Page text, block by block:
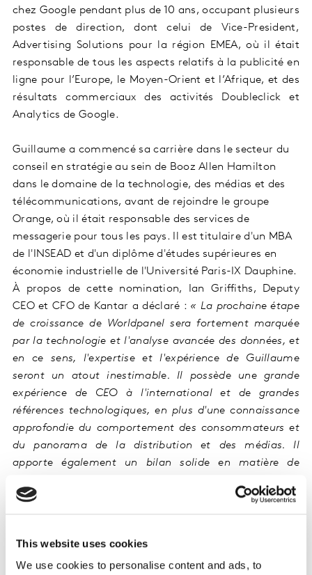
This website uses cookies
We use cookies to personalise content and ads, to
chez Google pendant plus de 10 ans, occupant plusieurs
postes de direction, dont celui de Vice-President,
Advertising Solutions pour la région EMEA, où il était
responsable de tous les aspects relatifs à la publicité en
ligne pour l’Europe, le Moyen-Orient et l’Afrique, et des
résultats commerciaux des activités Doubleclick et
Analytics de Google.
Guillaume a commencé sa carrière dans le secteur du
conseil en stratégie au sein de Booz Allen Hamilton
dans le domaine de la technologie, des médias et des
télécommunications, avant de rejoindre le groupe
Orange, où il était responsable des services de
messagerie pour tous les pays. Il est titulaire d'un MBA
de l'INSEAD et d'un diplôme d'études supérieures en
économie industrielle de l'Université Paris-IX Dauphine.
À propos de cette nomination, Ian Griffiths, Deputy
CEO et CFO de Kantar a déclaré : « La prochaine étape
de croissance de Worldpanel sera fortement marquée
par la technologie et l'analyse avancée des données, et
en ce sens, l'expertise et l'expérience de Guillaume
seront un atout inestimable. Il possède une grande
expérience de CEO à l'international et de grandes
références technologiques, en plus d'une connaissance
approfondie du comportement des consommateurs et
du panorama de la distribution et des médias. Il
apporte également un bilan solide en matière de
spécialisée dans les données, et il entretient
d'excellentes relations avec des distributeurs et
entier. »